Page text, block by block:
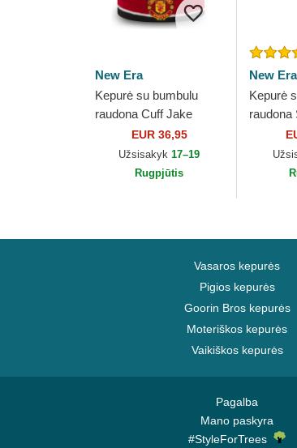
New Era
Kepurė su bumbulu
raudona Cuff Jake
Manchester United
Football Club Premier
League New Era
EUR 36,95
Užsisakyk17–19
Rugpjūtis
New Era
Kepurė
raudona
Red
Vasaros kepurės
Pigios kepurės
Goorin Bros kepurės
Moteriškos kepurės
Vaikiškos kepurės
Pagalba
Mano paskyra
#StyleForTrees